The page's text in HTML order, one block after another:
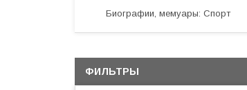
Биографии, мемуары: Спорт
ФИЛЬТРЫ